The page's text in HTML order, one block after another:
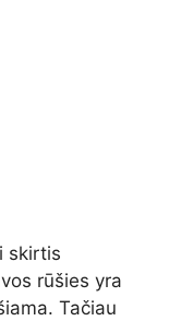
skirtis
rūšies yra
Tačiau